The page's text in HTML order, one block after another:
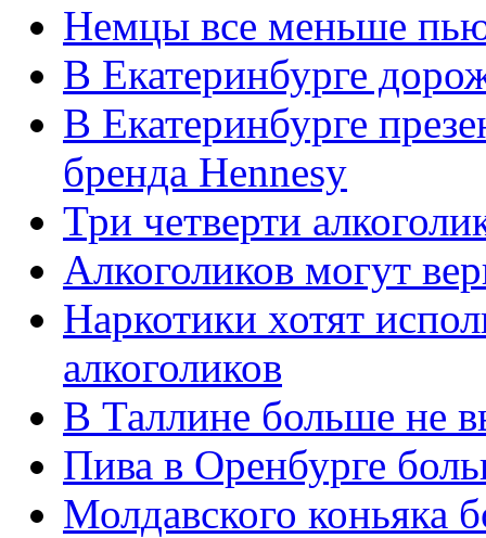
Немцы все меньше
В Екатеринбурге
В Екатеринбурге
бренда Hennesy
Три четверти
Алкоголиков могут
Наркотики хотят
алкоголиков
В Таллине больше не
Пива в Оренбурге
Молдавского коньяка